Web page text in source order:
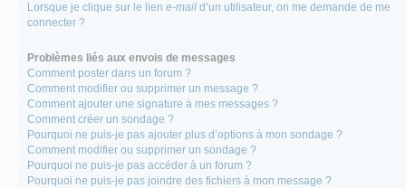
Lorsque je clique sur le lien e-mail d’un utilisateur, on me demande de me
connecter ?
Problèmes liés aux envois de messages
Comment poster dans un forum ?
Comment modifier ou supprimer un message ?
Comment ajouter une signature à mes messages ?
Comment créer un sondage ?
Pourquoi ne puis-je pas ajouter plus d’options à mon sondage ?
Comment modifier ou supprimer un sondage ?
Pourquoi ne puis-je pas accéder à un forum ?
Pourquoi ne puis-je pas joindre des fichiers à mon message ?